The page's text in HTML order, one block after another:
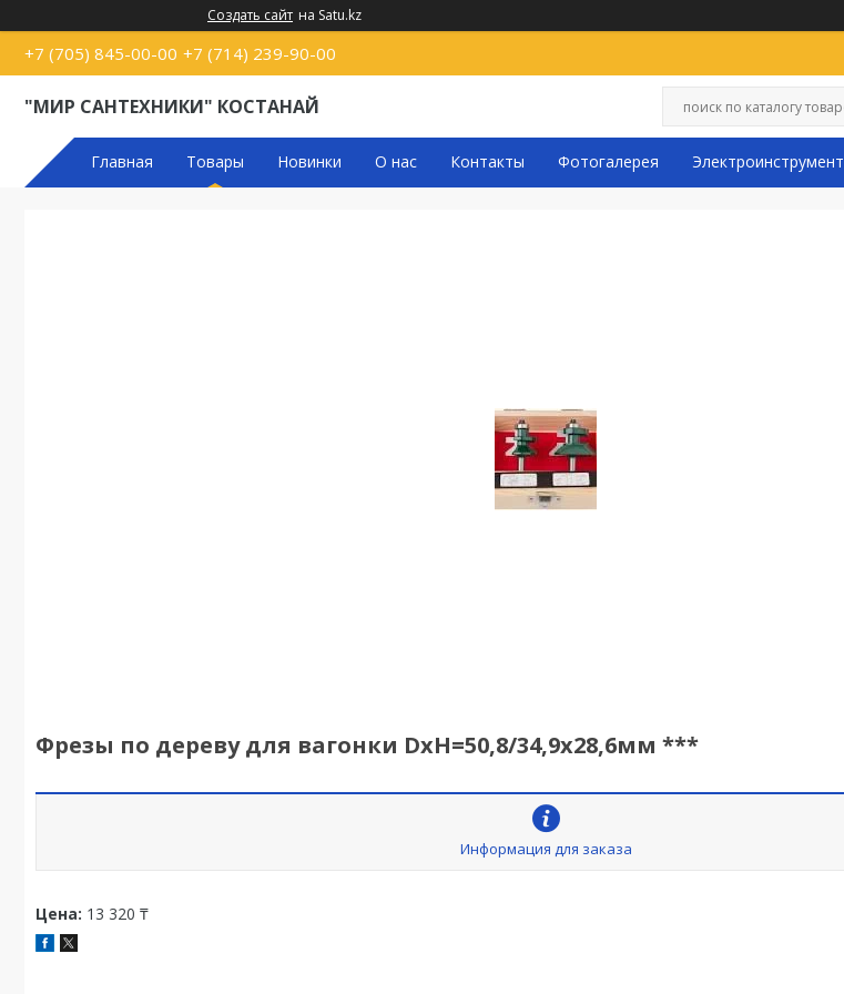
Создать сайт на Satu.kz
+7 (705) 845-00-00 +7 (714) 239-90-00
"МИР САНТЕХНИКИ" КОСТАНАЙ
Главная Товары Новинки О нас Контакты Фотогалерея Электроинструмент
Фрезы по дереву для вагонки DxH=50,8/34,9х28,6мм ***
Информация для заказа
Цена: 13 320 ₸